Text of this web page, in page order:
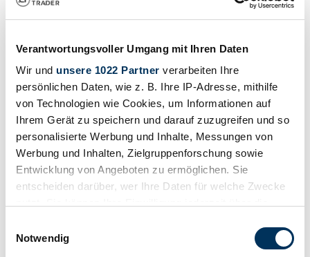
Verantwortungsvoller Umgang mit Ihren Daten
Wir und unsere 1022 Partner verarbeiten Ihre
persönlichen Daten, wie z. B. Ihre IP-Adresse, mithilfe
von Technologien wie Cookies, um Informationen auf
Ihrem Gerät zu speichern und darauf zuzugreifen und so
personalisierte Werbung und Inhalte, Messungen von
Werbung und Inhalten, Zielgruppenforschung sowie
Entwicklung von Angeboten zu ermöglichen. Sie
entscheiden darüber, wer Ihre Daten für welche Zwecke
Trigger Symbol ändern oder widerrufen
Notwendig
Manufacturer code